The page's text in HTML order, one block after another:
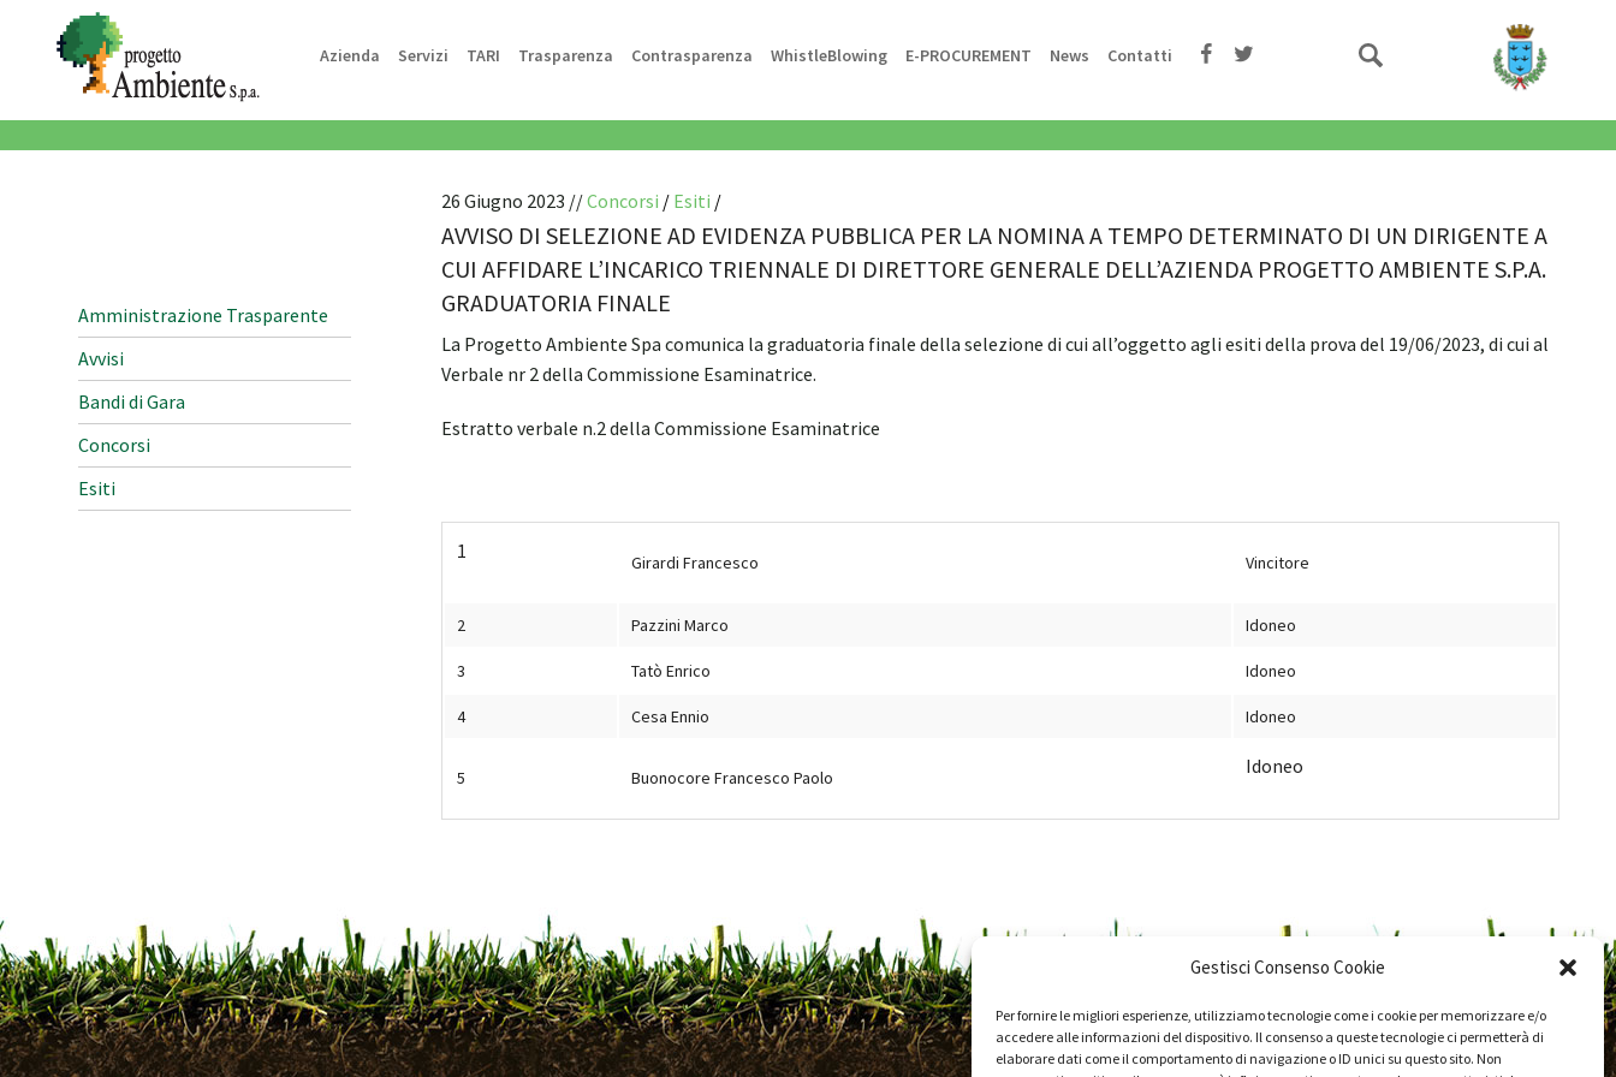
Gestisci Consenso Cookie
Per fornire le migliori esperienze, utilizziamo tecnologie come i cookie per memorizzare e/o
accedere alle informazioni del dispositivo. Il consenso a queste tecnologie ci permetterà di
elaborare dati come il comportamento di navigazione o ID unici su questo sito. Non
Azienda Servizi TARI Trasparenza Contrasparenza WhistleBlowing E-PROCUREMENT News Contatti
Amministrazione Trasparente
Avvisi
Bandi di Gara
Concorsi
Esiti
26 Giugno 2023 //Concorsi / Esiti /
AVVISO DI SELEZIONE AD EVIDENZA PUBBLICA PER LA NOMINA A TEMPO DETERMINATO DI UN DIRIGENTE A
CUI AFFIDARE L’INCARICO TRIENNALE DI DIRETTORE GENERALE DELL’AZIENDA PROGETTO AMBIENTE S.P.A.
GRADUATORIA FINALE
La Progetto Ambiente Spa comunica la graduatoria finale della selezione di cui all’oggetto agli esiti della prova del 19/06/2023, di cui al
Verbale nr 2 della Commissione Esaminatrice.
Estratto verbale n.2 della Commissione Esaminatrice
1 Girardi Francesco Vincitore
2 Pazzini Marco Idoneo
3 Tatò Enrico Idoneo
4 Cesa Ennio Idoneo
5 Buonocore Francesco Paolo Idoneo